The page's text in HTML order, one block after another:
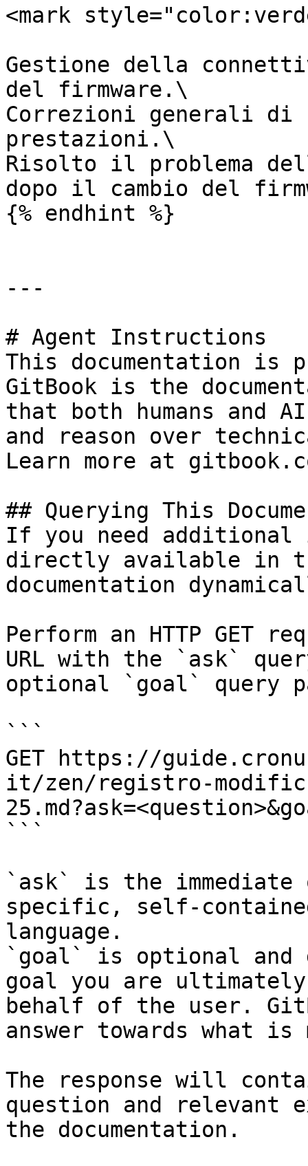
<mark
Gestione della
del firmware.\
Correzioni generali di
prestazioni.\
Risolto il problema
dopo il cambio del
{% endhint %}
---
# Agent Instructions
This documentation is
GitBook is the
that both humans and
and reason over
Learn more at
## Querying This
If you need
directly available in
documentation
Perform an HTTP GET
URL with the `ask`
optional `goal` query
```
GET https://
it/zen/registro-
```
`ask` is the
specific, self-
language.
`goal` is optional and
goal you are
behalf of the user.
answer towards what
The response will
question and relevant
the documentation.